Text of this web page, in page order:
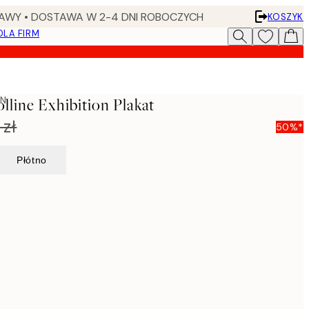
• DOSTAWA W 2-4 DNI ROBOCZYCH
KOSZYK
FIRM
Exhibition Plakat
50%*
Płótno